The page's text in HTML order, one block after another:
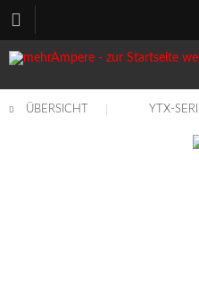
ÜBERSICHT YTX-